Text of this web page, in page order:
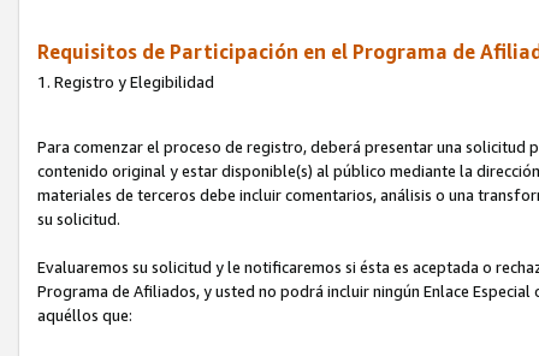
Requisitos de Participación en el Programa de
1. Registro y Elegibilidad
Para comenzar el proceso de registro, deberá presentar una solicitud
contenido original y estar disponible(s) al público mediante la
materiales de terceros debe incluir comentarios, análisis o una
su solicitud.
Evaluaremos su solicitud y le notificaremos si ésta es aceptada o
Programa de Afiliados, y usted no podrá incluir ningún Enlace
aquéllos que: